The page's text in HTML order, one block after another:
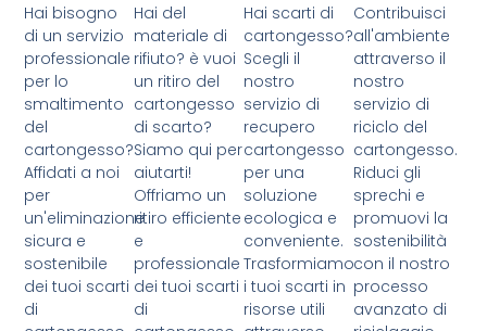
Hai bisogno
di un servizio
professionale
per lo
smaltimento
del
cartongesso?
Affidati a noi
per
un'eliminazione
sicura e
sostenibile
dei tuoi scarti
di
Hai del
materiale di
rifiuto? è vuoi
un ritiro del
cartongesso
di scarto?
Siamo qui per
aiutarti!
Offriamo un
ritiro efficiente
e
professionale
dei tuoi scarti
di
Hai scarti di
cartongesso?
Scegli il
nostro
servizio di
recupero
cartongesso
per una
soluzione
ecologica e
conveniente.
Trasformiamo
i tuoi scarti in
risorse utili
Contribuisci
all'ambiente
attraverso il
nostro
servizio di
riciclo del
cartongesso.
Riduci gli
sprechi e
promuovi la
sostenibilità
con il nostro
processo
avanzato di